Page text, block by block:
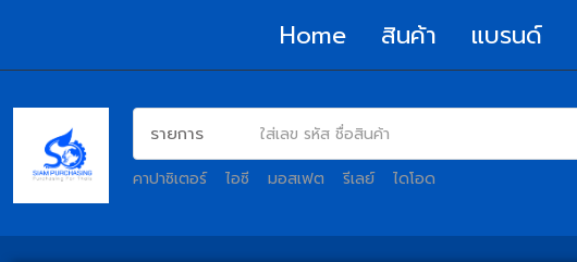
Home สินค้า แบรนด์
คาปาซิเตอร์ ไอซี มอสเฟต รีเลย์ ไดโอด